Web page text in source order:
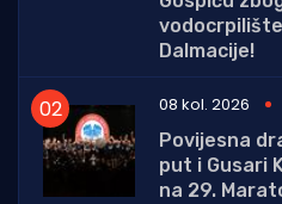
Dalmacije!
08 kol. 2026
Povijesna
put i Gusari
na 29.